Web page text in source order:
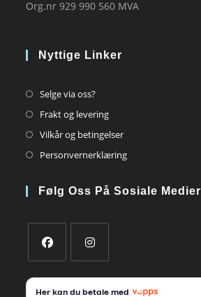
Org.nr 929 990 560 MVA
Nyttige Linker
Selge via oss?Opens
in
tab
Frakt og leveringOpens
in
Vilkår og betingelserOpens
in
new
PersonvernerklæringOpens
a
Følg Oss På Sosiale Medier
in
in